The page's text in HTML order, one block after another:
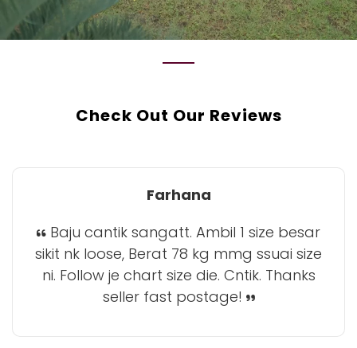
Check Out Our Reviews
Farhana
Baju cantik sangatt. Ambil 1 size besar
sikit nk loose, Berat 78 kg mmg ssuai size
ni. Follow je chart size die. Cntik. Thanks
seller fast postage!